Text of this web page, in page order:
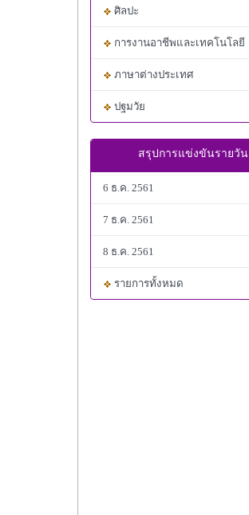
ศิลปะ
การงานอาชีพและเทคโนโลยี
ภาษาต่างประเทศ
ปฐมวัย
สรุปการแข่งขันรายวัน
6 ธ.ค. 2561
7 ธ.ค. 2561
8 ธ.ค. 2561
รายการทั้งหมด